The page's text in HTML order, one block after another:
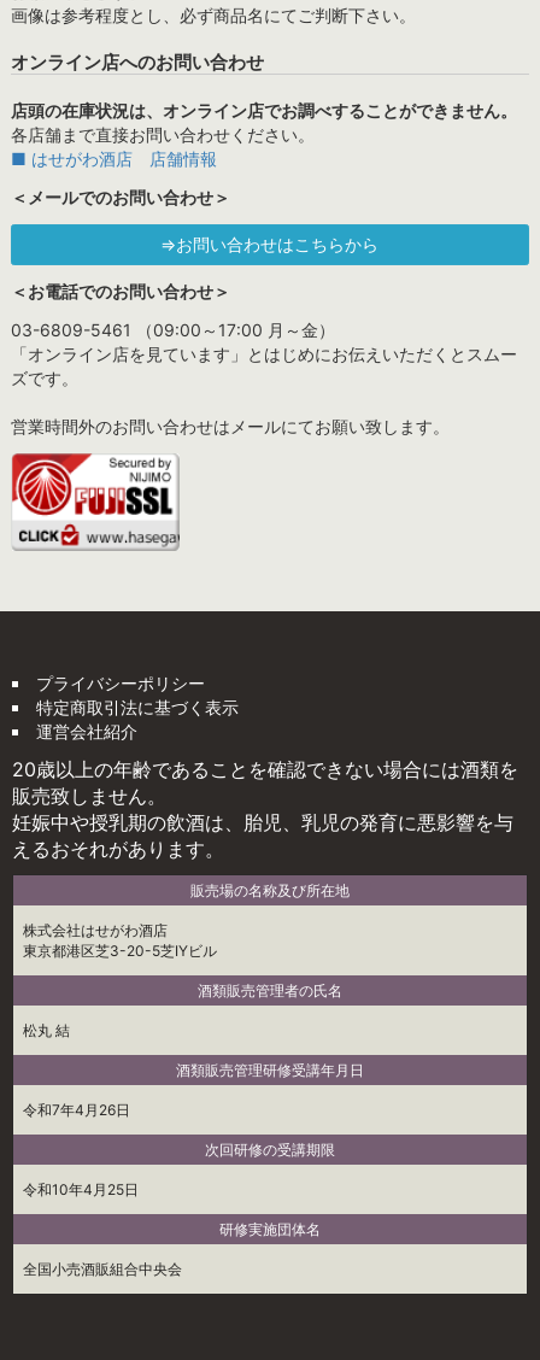
画像は参考程度とし、必ず商品名にてご判断下さい。
オンライン店へのお問い合わせ
店頭の在庫状況は、オンライン店でお調べすることができません。
各店舗まで直接お問い合わせください。
■ はせがわ酒店 店舗情報
＜メールでのお問い合わせ＞
⇒お問い合わせはこちらから
＜お電話でのお問い合わせ＞
03-6809-5461 （09:00～17:00 月～金）
「オンライン店を見ています」とはじめにお伝えいただくとスムー
ズです。
営業時間外のお問い合わせはメールにてお願い致します。
プライバシーポリシー
特定商取引法に基づく表示
運営会社紹介
20歳以上の年齢であることを確認できない場合には酒類を
販売致しません。
妊娠中や授乳期の飲酒は、胎児、乳児の発育に悪影響を与
えるおそれがあります。
販売場の名称及び所在地
株式会社はせがわ酒店
東京都港区芝3-20-5芝IYビル
酒類販売管理者の氏名
松丸 結
酒類販売管理研修受講年月日
令和7年4月26日
次回研修の受講期限
令和10年4月25日
研修実施団体名
全国小売酒販組合中央会